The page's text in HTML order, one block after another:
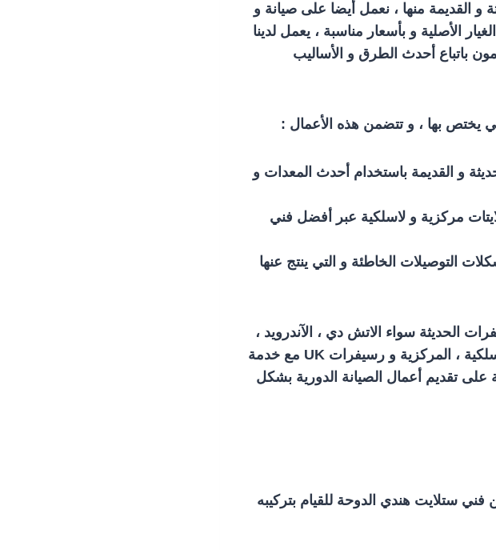
و القديمة منها ، نعمل أيضا على صيانة و
الأصلية و بأسعار مناسبة ، يعمل لدينا
باتباع أحدث الطرق و الأساليب
يختص بها ، و تتضمن هذه الأعمال :
و القديمة باستخدام أحدث المعدات و
مركزية و لاسلكية عبر أفضل فني
التوصيلات الخاطئة و التي ينتج عنها
الحديثة سواء الاتش دي ، الآندرويد ،
، wi- fi iptv ، الرسيفرات المصغرة ، اللاسلكية ، المركزية و رسيفرات UK مع خدمة
تقديم أعمال الصيانة الدورية بشكل
ستلايت هندي الدوحة للقيام بتركيبه